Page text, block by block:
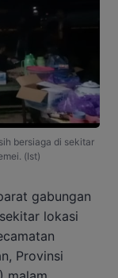
bersiaga di sekitar
(Ist)
gabungan
lokasi
Provinsi